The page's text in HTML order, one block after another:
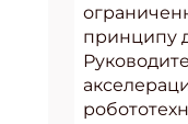
принципу